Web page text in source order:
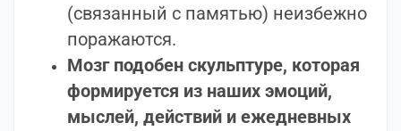
(связанный с памятью) неизбежно
поражаются.
Мозг подобен скульптуре, которая
формируется из наших эмоций,
мыслей, действий и ежедневных